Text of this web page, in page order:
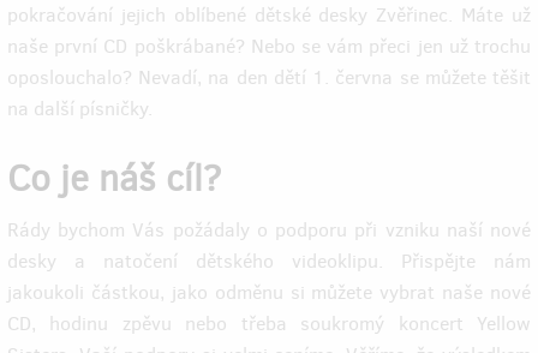
pokračování jejich oblíbené dětské desky Zvěřinec. Máte už
naše první CD poškrábané? Nebo se vám přeci jen už trochu
oposlouchalo? Nevadí, na den dětí 1. června se můžete těšit
na další písničky.
Co je náš cíl?
Rády bychom Vás požádaly o podporu při vzniku naší nové
desky a natočení dětského videoklipu. Přispějte nám
jakoukoli částkou, jako odměnu si můžete vybrat naše nové
CD, hodinu zpěvu nebo třeba soukromý koncert Yellow